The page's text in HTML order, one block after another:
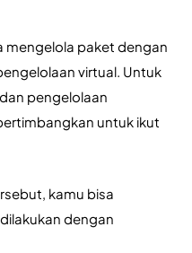
mengelola paket dengan
virtual. Untuk
pengelolaan
untuk ikut
kamu bisa
dengan